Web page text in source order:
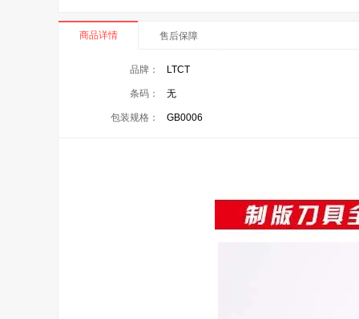
商品详情 售后保障
品牌： LTCT
条码： 无
包装规格： GB0006